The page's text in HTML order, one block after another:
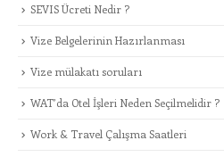
SEVIS Ücreti Nedir ?
Vize Belgelerinin Hazırlanması
Vize mülakatı soruları
WAT’da Otel İşleri Neden Seçilmelidir ?
Work & Travel Çalışma Saatleri